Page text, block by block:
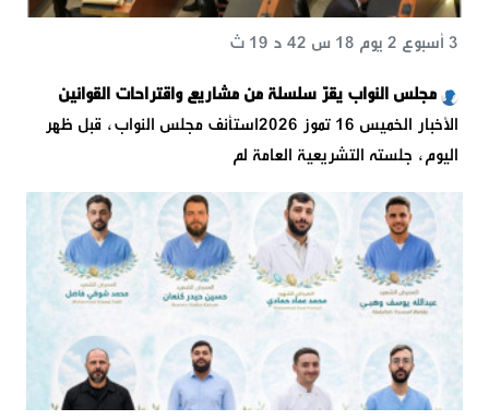
مجلس النواب يقرّ سلسلة من مشاريع واقتراحات القوانين
3 أسبوع 2 يوم 18 س 42 د 19 ث
الأخبار الخميس 16 تموز 2026استأنف مجلس النواب، قبل ظهر
اليوم، جلسته التشريعية العامة لم